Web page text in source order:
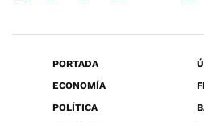
PORTADA
ECONOMÍA
POLÍTICA